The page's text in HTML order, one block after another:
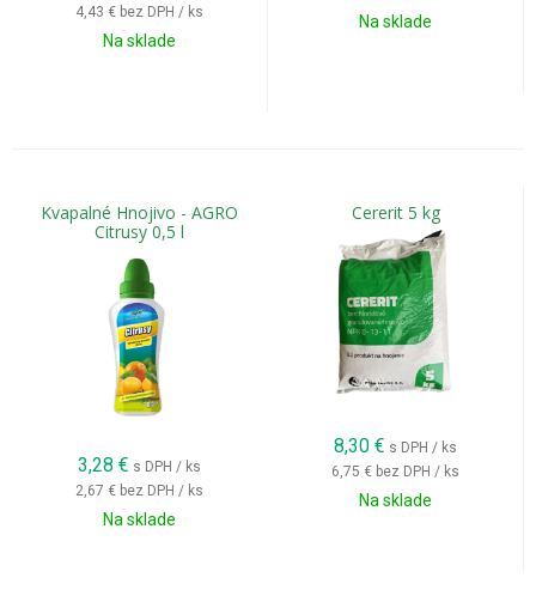
4,43 € bez DPH / ks
Na sklade
Na sklade
Kvapalné Hnojivo - AGRO
Citrusy 0,5 l
3,28 € s DPH / ks
2,67 € bez DPH / ks
Na sklade
Cererit 5 kg
8,30 € s DPH / ks
6,75 € bez DPH / ks
Na sklade